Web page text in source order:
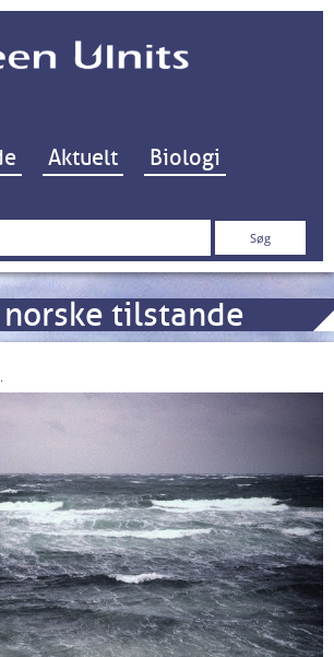
Hop til indhold
Aktuelt Biologi
norske tilstande